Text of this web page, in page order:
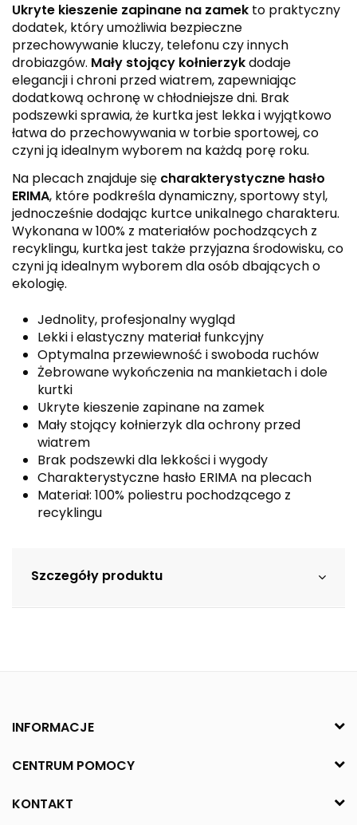
Ukryte kieszenie zapinane na zamek to praktyczny
dodatek, który umożliwia bezpieczne
przechowywanie kluczy, telefonu czy innych
drobiazgów. Mały stojący kołnierzykdodaje
elegancji i chroni przed wiatrem, zapewniając
dodatkową ochronę w chłodniejsze dni. Brak
podszewki sprawia, że kurtka jest lekka i wyjątkowo
łatwa do przechowywania w torbie sportowej, co
czyni ją idealnym wyborem na każdą porę roku.
Na plecach znajduje się charakterystyczne hasło
ERIMA, które podkreśla dynamiczny, sportowy styl,
jednocześnie dodając kurtce unikalnego charakteru.
Wykonana w 100% z materiałów pochodzących z
recyklingu, kurtka jest także przyjazna środowisku, co
czyni ją idealnym wyborem dla osób dbających o
ekologię.
Jednolity, profesjonalny wygląd
Lekki i elastyczny materiał funkcyjny
Optymalna przewiewność i swoboda ruchów
Żebrowane wykończenia na mankietach i dole
kurtki
Ukryte kieszenie zapinane na zamek
Mały stojący kołnierzyk dla ochrony przed
wiatrem
Brak podszewki dla lekkości i wygody
Charakterystyczne hasło ERIMA na plecach
Materiał: 100% poliestru pochodzącego z
recyklingu
Szczegóły produktu
INFORMACJE
CENTRUM POMOCY
KONTAKT